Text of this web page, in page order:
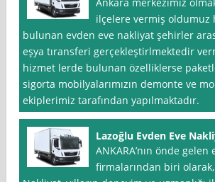
ilçelere vermiş oldumuz
bulunan evden eve nakliyat şehirler
eşya tıransferi gerçekleştirlmektedir
hizmet lerde bulunan özelliklerse
sigorta mobilyalarımızın demonte ve
ekiplerimiz tarafından yapılmaktadır.
Lazoğlu Evden Eve
ANKARA’nın önde
firmalarından biri olarak,